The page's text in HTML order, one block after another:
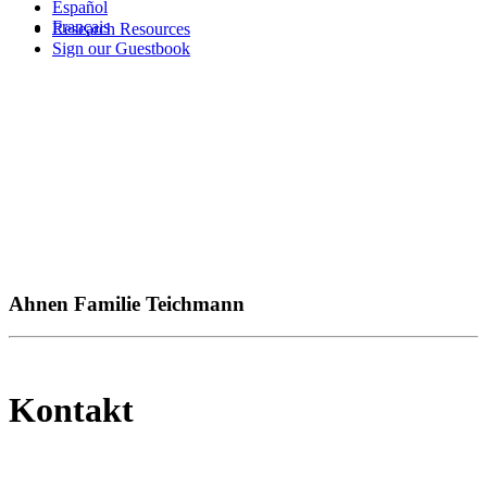
Research Resources
Sign our Guestbook
Español
Français
Ahnen Familie Teichmann
Kontakt